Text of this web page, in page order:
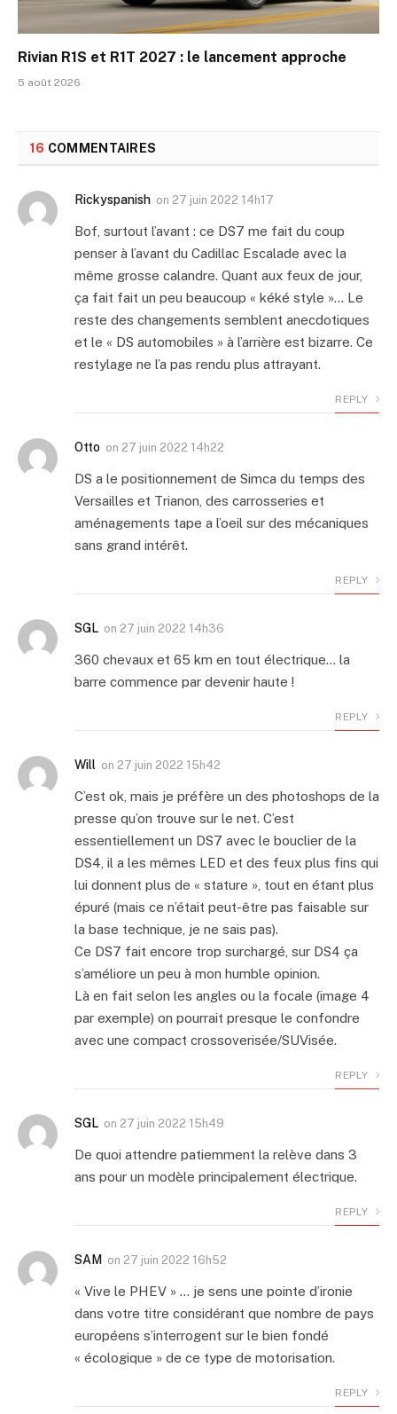
Rivian R1S et R1T 2027 : le lancement approche
5 août 2026
16 COMMENTAIRES
Rickyspanish on 27 juin 2022 14h17
Bof, surtout l’avant : ce DS7 me fait du coup
penser à l’avant du Cadillac Escalade avec la
même grosse calandre. Quant aux feux de jour,
ça fait fait un peu beaucoup « kéké style »… Le
reste des changements semblent anecdotiques
et le « DS automobiles » à l’arrière est bizarre. Ce
restylage ne l’a pas rendu plus attrayant.
REPLY
Otto on 27 juin 2022 14h22
DS a le positionnement de Simca du temps des
Versailles et Trianon, des carrosseries et
aménagements tape a l’oeil sur des mécaniques
sans grand intérêt.
REPLY
SGL on 27 juin 2022 14h36
360 chevaux et 65 km en tout électrique… la
barre commence par devenir haute !
REPLY
Will on 27 juin 2022 15h42
C’est ok, mais je préfère un des photoshops de la
presse qu’on trouve sur le net. C’est
essentiellement un DS7 avec le bouclier de la
DS4, il a les mêmes LED et des feux plus fins qui
lui donnent plus de « stature », tout en étant plus
épuré (mais ce n’était peut-être pas faisable sur
la base technique, je ne sais pas).
Ce DS7 fait encore trop surchargé, sur DS4 ça
s’améliore un peu à mon humble opinion.
Là en fait selon les angles ou la focale (image 4
par exemple) on pourrait presque le confondre
avec une compact crossoverisée/SUVisée.
REPLY
SGL on 27 juin 2022 15h49
De quoi attendre patiemment la relève dans 3
ans pour un modèle principalement électrique.
REPLY
SAM on 27 juin 2022 16h52
« Vive le PHEV » … je sens une pointe d’ironie
dans votre titre considérant que nombre de pays
européens s’interrogent sur le bien fondé
« écologique » de ce type de motorisation.
REPLY